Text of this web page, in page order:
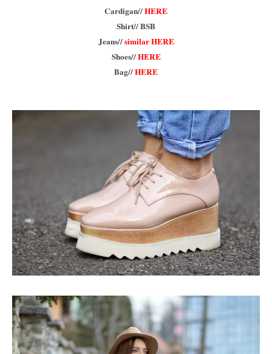
Cardigan//HERE
Shirt// BSB
Jeans//similar HERE
Shoes//HERE
Bag//HERE